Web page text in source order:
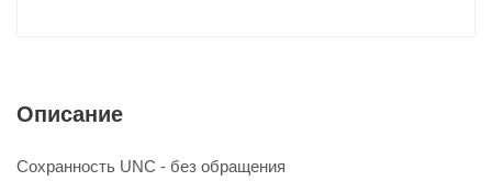
Описание
Сохранность UNC - без обращения